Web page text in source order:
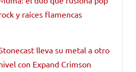
y raíces flamencas
lleva su metal a otro
con Expand Crimson